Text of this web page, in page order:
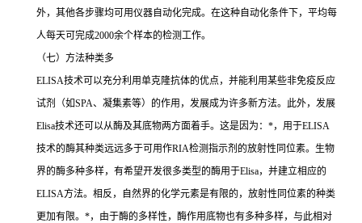
外，其他各步骤均可用仪器自动化完成。在这种自动化条件下，平均每
人每天可完成2000余个样本的检测工作。
（七）方法种类多
ELISA技术可以充分利用单克隆抗体的优点，并能利用某些非免疫反应
试剂（如SPA、凝集素等）的作用，发展成为许多新方法。此外，发展
Elisa技术还可以从酶及其底物两方面着手。这是因为： *，用于ELISA
技术的酶其种类远远多于可用作RIA检测指示剂的放射性同位素。生物
界的酶多种多样，有希望开发很多类型的酶用于Elisa，并建立相应的
ELISA方法。相反，自然界的化学元素是有限的，放射性同位素的种类
更加有限。 *，由于酶的多样性，酶作用底物也有多种多样，与此相对